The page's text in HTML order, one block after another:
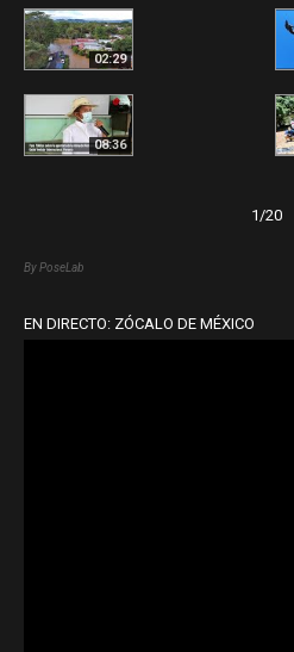
02:29
08:36
1/20
By PoseLab
EN DIRECTO: ZÓCALO DE MÉXICO